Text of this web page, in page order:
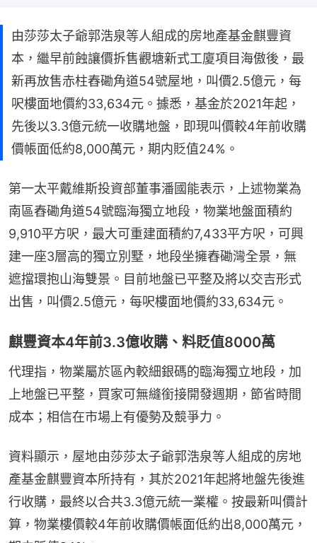
由莎莎太子爺郭浩泉等人組成的房地產基金麒豐資
本，繼早前蝕讓價拆售觀塘新式工廈項目海傲後，最
新再放售赤柱舂磡角道54號屋地，叫價2.5億元，每
呎樓面地價約33,634元。據悉，基金於2021年起，
先後以3.3億元統一收購地盤，即現叫價較4年前收購
價帳面低約8,000萬元，期内貶值24%。
第一太平戴維斯投資部董事潘國能表示，上述物業為
南區舂磡角道54號臨海獨立地段，物業地盤面積約
9,910平方呎，最大可重建面積約7,433平方呎，可興
建一座3層高的獨立別墅，地段坐擁舂磡灣全景，無
遮擋環抱山海雙景。目前地盤已平整及將以交吉形式
出售，叫價2.5億元，每呎樓面地價約33,634元。
麒豐資本4年前3.3億收購、料貶值8000萬
代理指，物業屬於區內較細銀碼的臨海獨立地段，加
上地盤已平整，買家可無縫銜接開發週期，節省時間
成本；相信在市場上有優勢及競爭力。
資料顯示，屋地由莎莎太子爺郭浩泉等人組成的房地
產基金麒豐資本所持有，其於2021年起將地盤先後進
行收購，最終以合共3.3億元統一業權。按最新叫價計
算，物業樓價較4年前收購價帳面低約出8,000萬元，